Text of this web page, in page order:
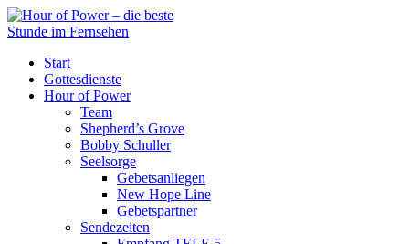
Start
Gottesdienste
Hour of Power
Team
Shepherd’s Grove
Bobby Schuller
Seelsorge
Gebetsanliegen
New Hope Line
Gebetspartner
Sendezeiten